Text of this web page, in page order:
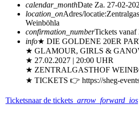
calendar_monthDate Za. 27-02-
location_onAdres/locatie:
Weinböhla
confirmation_numberTickets vanaf
info★ DIE GOLDENE 20ER
★ GLAMOUR, GIRLS &
★ 27.02.2027 | 20:00 UHR
★ ZENTRALGASTHOF
★ TICKETS 👉 https://sheg-
Ticketsnaar de tickets arrow_forward_ios